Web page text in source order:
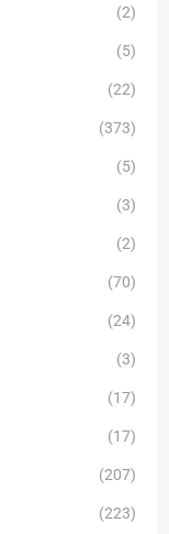
(2)
(5)
(22)
(373)
(5)
(3)
(2)
(70)
(24)
(3)
(17)
(17)
(207)
(223)